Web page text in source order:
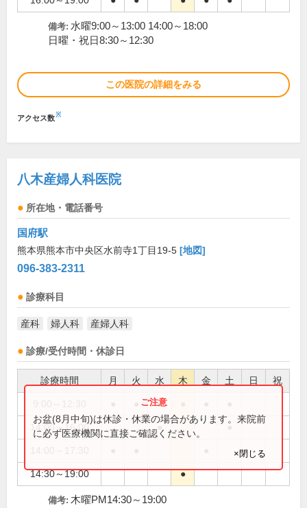
備考: 水曜9:00～13:00 14:00～18:00
日曜・祝日8:30～12:30
この医院の詳細をみる
アクセス数※
八木産婦人科医院
所在地・電話番号
国府駅
熊本県熊本市中央区水前寺1丁目19-5 [地図]
096-383-2311
診療科目
産科 婦人科 産婦人科
診療/受付時間・休診日
診療時間 月 火 水 木 金 土 日 祝
●
14:00～16:00 ● ●
14:30～19:00 ●
お盆(8月中旬)は休診・休業の場合があります。来院前
に必ず医療機関に直接ご確認ください。
×閉じる
備考: 木曜PM14:30～19:00